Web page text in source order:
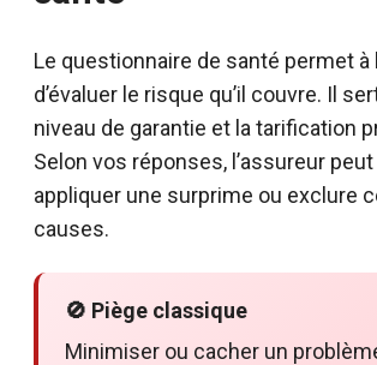
Le questionnaire de santé permet à
d’évaluer le risque qu’il couvre. Il
niveau de garantie et la tarification
Selon vos réponses, l’assureur
appliquer une surprime ou exclure
causes.
🚫 Piège classique
Minimiser ou cacher un